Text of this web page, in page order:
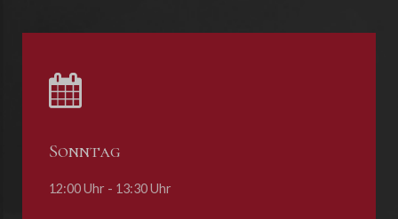
Sonntag
12:00 Uhr - 13:30 Uhr